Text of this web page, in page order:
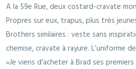
A la 59e Rue, deux costard-cravate
Propres sur eux, trapus, plus très
Brothers similaires : veste sans
chemise, cravate à rayure. L’uniforme
«Je viens d’acheter à Brad ses